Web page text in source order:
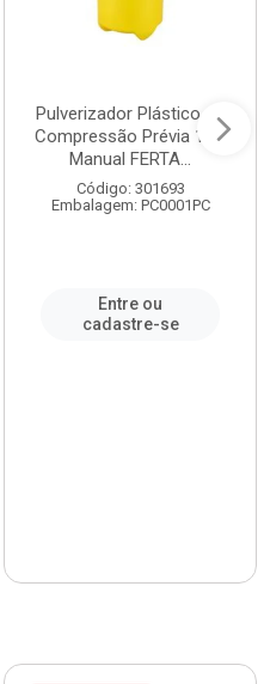
Pulverizador Plástico de
Compressão Prévia 1,5L
Manual FERTA...
Código: 301693
Embalagem: PC0001PC
Entre ou
cadastre-se